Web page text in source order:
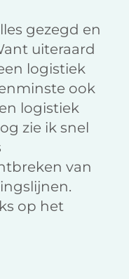
gezegd en
uiteraard
logistiek
ook
logistiek
zie ik snel
van
op het